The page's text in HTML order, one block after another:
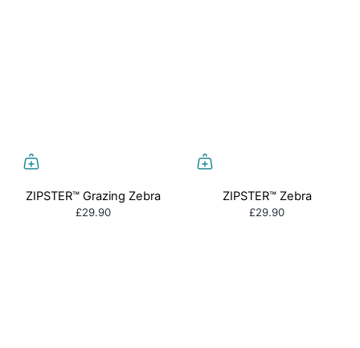
ZIPSTER™ Grazing Zebra
£29.90
ZIPSTER™ Zebra
£29.90